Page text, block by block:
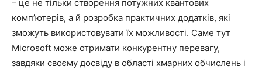
– це не тільки створення потужних квантових
комп’ютерів, а й розробка практичних додатків, які
зможуть використовувати їх можливості. Саме тут
Microsoft може отримати конкурентну перевагу,
завдяки своєму досвіду в області хмарних обчислень і